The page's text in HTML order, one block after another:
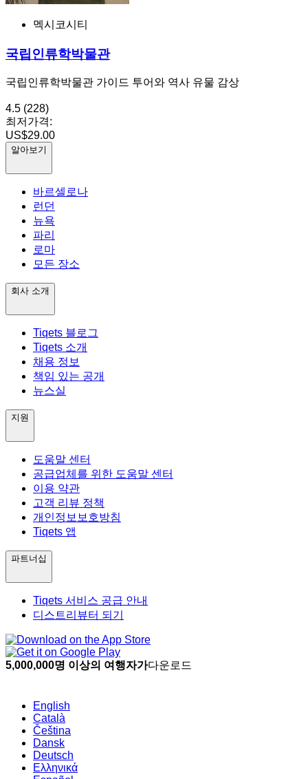
멕시코시티
국립인류학박물관
국립인류학박물관 가이드 투어와 역사 유물 감상
4.5 (228)
최저가격:
US$29.00
알아보기
바르셀로나
런던
뉴욕
파리
로마
모든 장소
회사 소개
Tiqets 블로그
Tiqets 소개
채용 정보
책임 있는 공개
뉴스실
지원
도움말 센터
공급업체를 위한 도움말 센터
이용 약관
고객 리뷰 정책
개인정보보호방침
Tiqets 앱
파트너십
Tiqets 서비스 공급 안내
디스트리뷰터 되기
5,000,000명 이상의 여행자가다운로드
English
Català
Čeština
Dansk
Deutsch
Ελληνικά